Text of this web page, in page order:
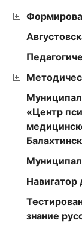
«Центр
Навигатор
знание